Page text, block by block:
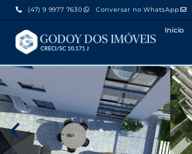
(47) 9 9977 7630 Conversar no WhatsApp
Início